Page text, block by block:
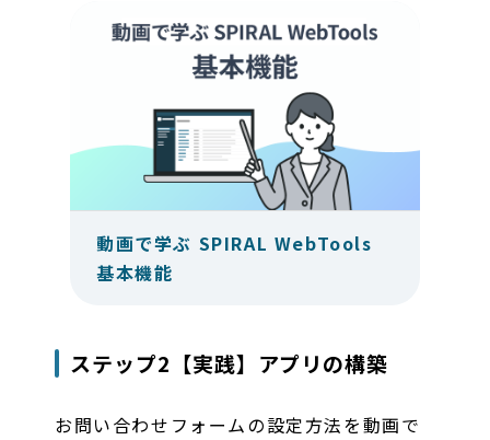
動画で学ぶ SPIRAL WebTools
基本機能
ステップ2【実践】アプリの構築
お問い合わせフォームの設定方法を動画で